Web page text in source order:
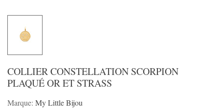
COLLIER CONSTELLATION SCORPION
PLAQUÉ OR ET STRASS
Marque: My Little Bijou